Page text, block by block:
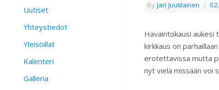
By Jari Juutilainen |
Havaintokausi aukesi
kirkkaus on
erotettavissa mutta
nyt vielä missään voi
Uutiset
Yhteystiedot
Yleisöillat
Kalenteri
Galleria